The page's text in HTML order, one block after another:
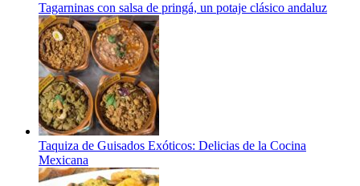
Tagarninas con salsa de pringá, un potaje clásico andaluz
Taquiza de Guisados Exóticos: Delicias de la Cocina
Mexicana